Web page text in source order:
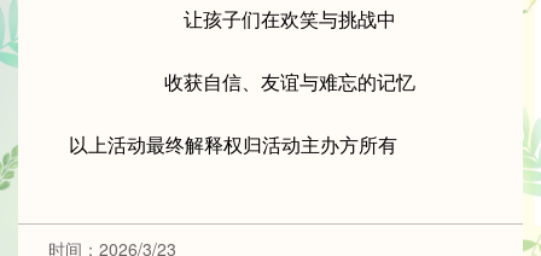
让孩子们在欢笑与挑战中
收获自信、友谊与难忘的记忆
以上活动最终解释权归活动主办方所有
时间：2026/3/23